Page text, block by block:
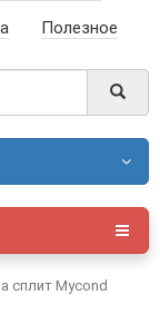
Полезное
сплит Mycond